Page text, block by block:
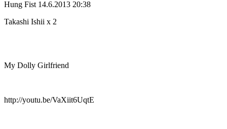
Hung Fist 14.6.2013 20:38
Takashi Ishii x 2
My Dolly Girlfriend
http://youtu.be/VaXiit6UqtE